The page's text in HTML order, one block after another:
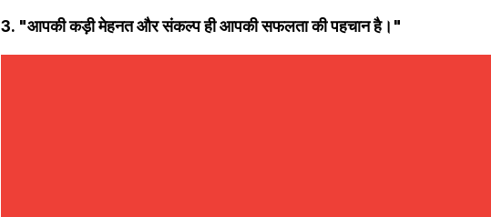
3. "आपकी कड़ी मेहनत और संकल्प ही आपकी सफलता की पहचान है।"